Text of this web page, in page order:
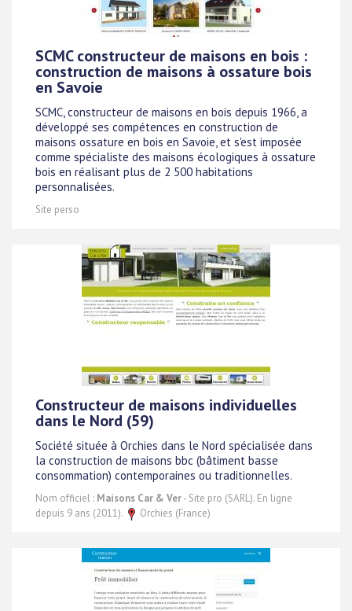
SCMC constructeur de maisons en bois :
construction de maisons à ossature bois
en Savoie
SCMC, constructeur de maisons en bois depuis 1966, a
développé ses compétences en construction de
maisons ossature en bois en Savoie, et s'est imposée
comme spécialiste des maisons écologiques à ossature
bois en réalisant plus de 2 500 habitations
personnalisées.
Site perso
Constructeur de maisons individuelles
dans le Nord (59)
Société située à Orchies dans le Nord spécialisée dans
la construction de maisons bbc (bâtiment basse
consommation) contemporaines ou traditionnelles.
Nom officiel : Maisons Car & Ver- Site pro (SARL). En ligne
depuis 9 ans (2011).
Orchies (France)